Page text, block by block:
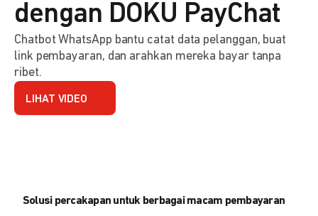
dengan DOKU PayChat
Chatbot WhatsApp bantu catat data pelanggan, buat
link pembayaran, dan arahkan mereka bayar tanpa
ribet.
LIHAT VIDEO
Solusi percakapan untuk berbagai macam pembayaran